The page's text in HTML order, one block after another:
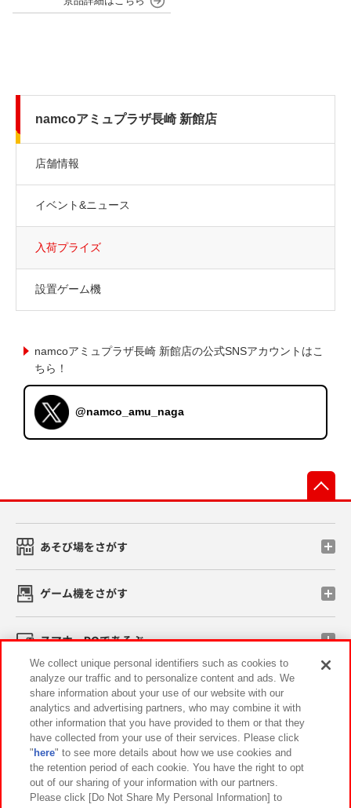
namcoアミュプラザ長崎 新館店
店舗情報
イベント&ニュース
入荷プライズ
設置ゲーム機
namcoアミュプラザ長崎 新館店の公式SNSアカウントはこ
ちら！
@namco_amu_naga
あそび場をさがす
ゲーム機をさがす
スマホ・PCであそぶ
イベント・キャンペーン
関連会社 サステナビリティ サイトポリシー
プライバシーポリシー ウェブアクセシビリティ方針と検証結果
We collect unique personal identifiers such as cookies to
analyze our traffic and to personalize content and ads. We
share information about your use of our website with our
analytics and advertising partners, who may combine it with
other information that you have provided to them or that they
have collected from your use of their services. Please click
" here" to see more details about how we use cookies and
the retention period of each cookie. You have the right to opt
out of our sharing of your information with our partners.
Please click [Do Not Share My Personal Information] to